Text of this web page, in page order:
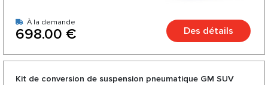
À la demande
698.00 € Des détails
Kit de conversion de suspension pneumatique GM SUV